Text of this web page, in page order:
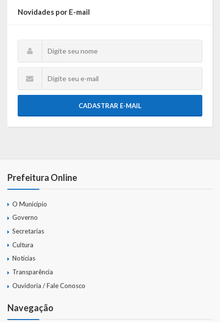
Novidades por E-mail
CADASTRAR E-MAIL
Prefeitura Online
O Município
Governo
Secretarias
Cultura
Notícias
Transparência
Ouvidoria / Fale Conosco
Navegação